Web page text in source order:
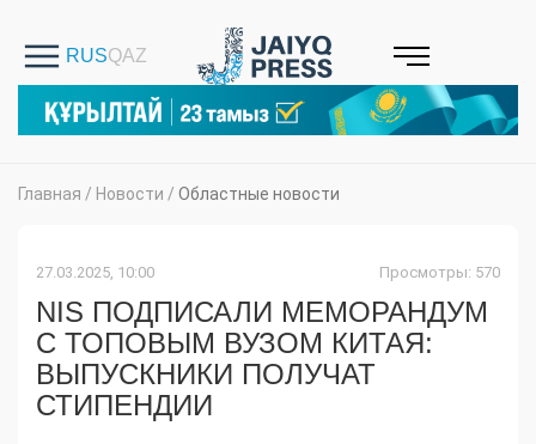
Главная / Новости / Областные новости
27.03.2025, 10:00 Просмотры: 570
NIS ПОДПИСАЛИ МЕМОРАНДУМ
С ТОПОВЫМ ВУЗОМ КИТАЯ:
ВЫПУСКНИКИ ПОЛУЧАТ
СТИПЕНДИИ